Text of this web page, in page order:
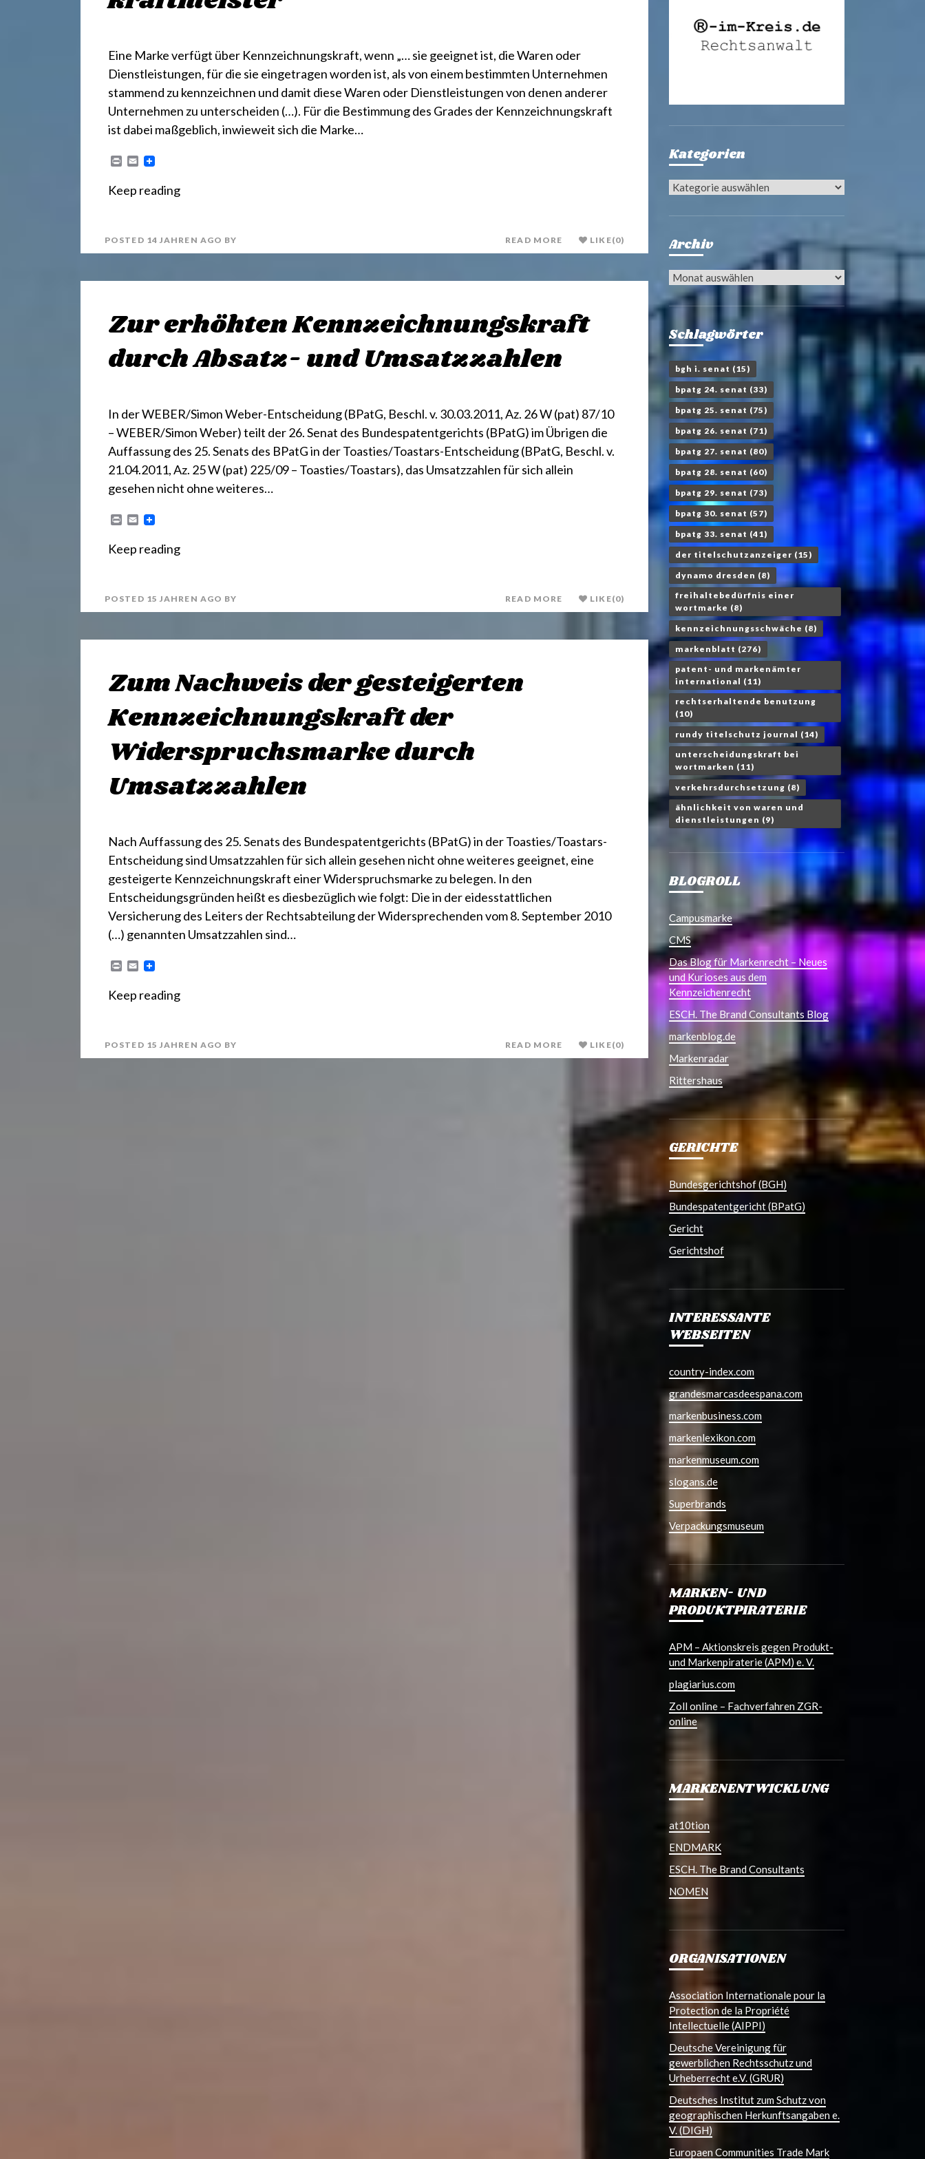
4
Eine Marke verfügt über Kennzeichnungskraft, wenn „… sie geeignet ist, die Waren oder
Dienstleistungen, für die sie eingetragen worden ist, als von einem bestimmten Unternehmen
stammend zu kennzeichnen und damit diese Waren oder Dienstleistungen von denen anderer
Unternehmen zu unterscheiden (…). Für die Bestimmung des Grades der Kennzeichnungskraft
ist dabei maßgeblich, inwieweit sich die Marke…
n
E
i
Keep reading
POSTED 14 JAHREN AGO BY READ MORE LIKE(0)
Zur erhöhten Kennzeichnungskraft
durch Absatz- und Umsatzzahlen
In der WEBER/Simon Weber-Entscheidung (BPatG, Beschl. v. 30.03.2011, Az. 26 W (pat) 87/10
– WEBER/Simon Weber) teilt der 26. Senat des Bundespatentgerichts (BPatG) im Übrigen die
Auffassung des 25. Senats des BPatG in der Toasties/Toastars-Entscheidung (BPatG, Beschl. v.
21.04.2011, Az. 25 W (pat) 225/09 – Toasties/Toastars), das Umsatzzahlen für sich allein
gesehen nicht ohne weiteres…
n
E
i
Keep reading
POSTED 15 JAHREN AGO BY READ MORE LIKE(0)
Zum Nachweis der gesteigerten
Kennzeichnungskraft der
Widerspruchsmarke durch
Umsatzzahlen
Nach Auffassung des 25. Senats des Bundespatentgerichts (BPatG) in der Toasties/Toastars-
Entscheidung sind Umsatzzahlen für sich allein gesehen nicht ohne weiteres geeignet, eine
gesteigerte Kennzeichnungskraft einer Widerspruchsmarke zu belegen. In den
Entscheidungsgründen heißt es diesbezüglich wie folgt: Die in der eidesstattlichen
Versicherung des Leiters der Rechtsabteilung der Widersprechenden vom 8. September 2010
(…) genannten Umsatzzahlen sind…
n
E
i
Keep reading
POSTED 15 JAHREN AGO BY READ MORE LIKE(0)
Kategorien
Kategorien
Archiv
Archiv
Schlagwörter
bgh i. senat (15)
bpatg 24. senat (33)
bpatg 25. senat (75)
bpatg 26. senat (71)
bpatg 27. senat (80)
bpatg 28. senat (60)
bpatg 29. senat (73)
bpatg 30. senat (57)
bpatg 33. senat (41)
der titelschutzanzeiger (15)
dynamo dresden (8)
freihaltebedürfnis einer
wortmarke (8)
kennzeichnungsschwäche (8)
markenblatt (276)
patent- und markenämter
international (11)
rechtserhaltende benutzung
(10)
rundy titelschutz journal (14)
unterscheidungskraft bei
wortmarken (11)
verkehrsdurchsetzung (8)
ähnlichkeit von waren und
dienstleistungen (9)
BLOGROLL
Campusmarke
CMS
Das Blog für Markenrecht – Neues
und Kurioses aus dem
Kennzeichenrecht
ESCH. The Brand Consultants Blog
markenblog.de
Markenradar
Rittershaus
GERICHTE
Bundesgerichtshof (BGH)
Bundespatentgericht (BPatG)
Gericht
Gerichtshof
INTERESSANTE
WEBSEITEN
country-index.com
grandesmarcasdeespana.com
markenbusiness.com
markenlexikon.com
markenmuseum.com
slogans.de
Superbrands
Verpackungsmuseum
MARKEN- UND
PRODUKTPIRATERIE
APM – Aktionskreis gegen Produkt-
und Markenpiraterie (APM) e. V.
plagiarius.com
Zoll online – Fachverfahren ZGR-
online
MARKENENTWICKLUNG
at10tion
ENDMARK
ESCH. The Brand Consultants
NOMEN
ORGANISATIONEN
Association Internationale pour la
Protection de la Propriété
Intellectuelle (AIPPI)
Deutsche Vereinigung für
gewerblichen Rechtsschutz und
Urheberrecht e.V. (GRUR)
Deutsches Institut zum Schutz von
geographischen Herkunftsangaben e.
V. (DIGH)
Europaen Communities Trade Mark